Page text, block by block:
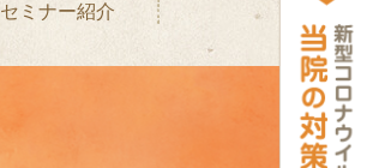
セミナー紹介